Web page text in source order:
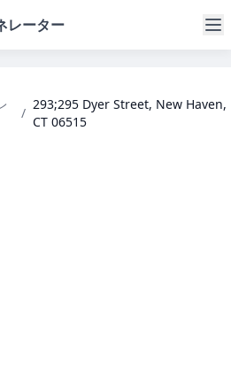
レーター
/
293;295 Dyer Street, New Haven,
CT 06515